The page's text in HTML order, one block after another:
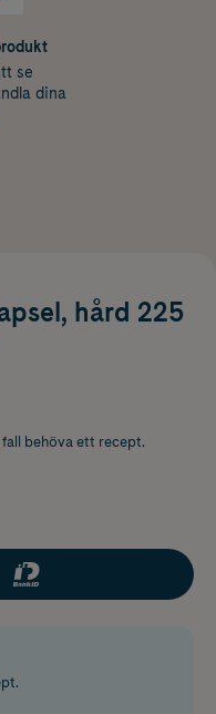
se
dina
hård 225
behöva ett recept.